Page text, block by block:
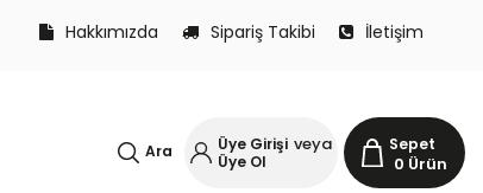
Hakkımızda Sipariş Takibi İletişim
Sepet
0 Ürün
Üye Girişi veya
Üye Ol
Ara